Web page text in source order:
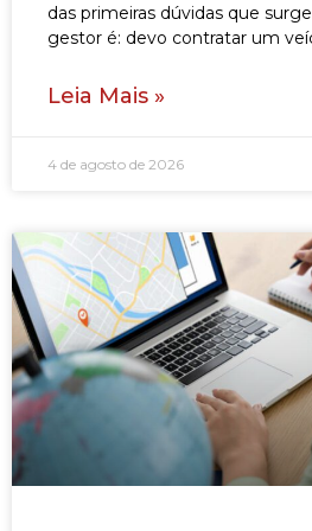
das primeiras dúvidas que
gestor é: devo contratar um
Leia Mais »
4 de agosto de 2026